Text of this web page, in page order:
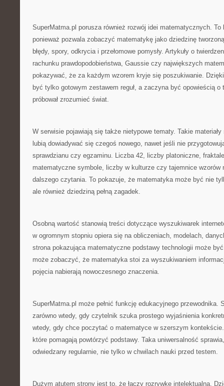
SuperMatma.pl porusza również rozwój idei matematycznych. To
ponieważ pozwala zobaczyć matematykę jako dziedzinę
błędy, spory, odkrycia i przełomowe pomysły. Artykuły o
rachunku prawdopodobieństwa, Gaussie czy największych
pokazywać, że za każdym wzorem kryje się poszukiwanie.
być tylko gotowym zestawem reguł, a zaczyna być opowieścią o
próbował zrozumieć świat.
W serwisie pojawiają się także nietypowe tematy. Takie
lubią dowiadywać się czegoś nowego, nawet jeśli nie
sprawdzianu czy egzaminu. Liczba 42, liczby platoniczne,
matematyczne symbole, liczby w kulturze czy tajemnice wzorów
dalszego czytania. To pokazuje, że matematyka może być nie
ale również dziedziną pełną zagadek.
Osobną wartość stanowią treści dotyczące wyszukiwarek
w ogromnym stopniu opiera się na obliczeniach, modelach,
strona pokazująca matematyczne podstawy technologii może
może zobaczyć, że matematyka stoi za wyszukiwaniem
pojęcia nabierają nowoczesnego znaczenia.
SuperMatma.pl może pełnić funkcję edukacyjnego przewodnika.
zarówno wtedy, gdy czytelnik szuka prostego wyjaśnienia
wtedy, gdy chce poczytać o matematyce w szerszym
które pomagają powtórzyć podstawy. Taka uniwersalność
odwiedzany regularnie, nie tylko w chwilach nauki przed testem.
Dużym atutem strony jest to, że łączy rozrywkę intelektualną.